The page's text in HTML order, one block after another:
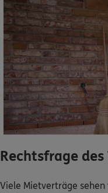
Nicht sicher, was
Dann lassen Sie sich
Service
Rechtsfrage des
Viele Mietverträge sehen